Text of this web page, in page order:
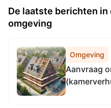
De laatste berichten in
omgeving
Omgeving
Aanvraag